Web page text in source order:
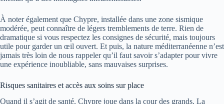
À noter également que Chypre, installée dans une zone sismique
modérée, peut connaître de légers tremblements de terre. Rien de
dramatique si vous respectez les consignes de sécurité, mais toujours
utile pour garder un œil ouvert. Et puis, la nature méditerranéenne n’est
jamais très loin de nous rappeler qu’il faut savoir s’adapter pour vivre
une expérience inoubliable, sans mauvaises surprises.
Risques sanitaires et accès aux soins sur place
Quand il s’agit de santé, Chypre joue dans la cour des grands. La